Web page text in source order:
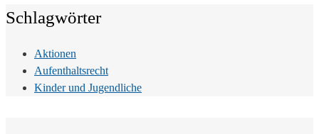
Schlagwörter
Aktionen
Aufenthaltsrecht
Kinder und Jugendliche